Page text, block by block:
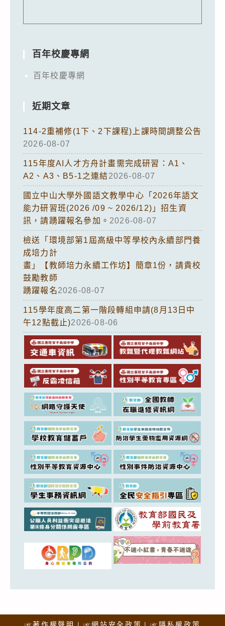
百年校慶專網
百年校慶專網
近期文章
114-2重補修(1下、2下課程)上課時間調整公告
2026-08-07
115年度AI人才方舟計畫需完成研習：A1、
A2、A3、B5-1之連結2026-08-07
國立中山大學外國語文教學中心「2026年語文
能力研習班(2026 /09 ~ 2026/12)」招生資
訊，請踴躍報名參加。 2026-08-07
檢送「環境部第1屆高級中等學校內永續部門養
成培力計
畫」【教師培力永續工作坊】簡章1份，請貴校
鼓勵教師
踴躍報名2026-08-07
115學年度高二第一階段轉組申請(8月13日中
午12點截止)2026-08-06
☞著作權聲明 ☞網站安全政策 ☞隱私權政策